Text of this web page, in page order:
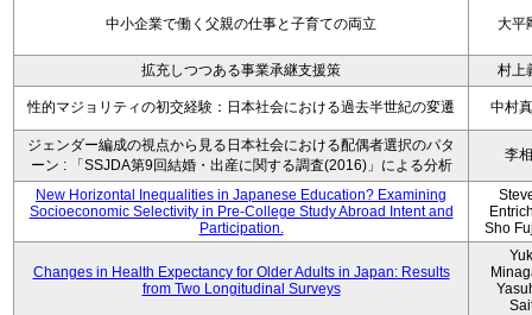
中小企業で働く父親の仕事と子育ての両立 大平
拡充しつつある事業承継支援策 村上
性的マジョリティの初交経験：日本社会における過去半世紀の変遷 中村
ジェンダー編成の視点から見る日本社会における配偶者選択のパタ
ーン : 「SSJDA第9回結婚・出産に関する調査(2016)」による分析
李
New Horizontal Inequalities in Japanese Education? Examining
Socioeconomic Selectivity in Pre-College Study Abroad Intent and
Participation.
Sho
Changes in Health Expectancy for Older Adults in Japan: Results
from Two Longitudinal Surveys